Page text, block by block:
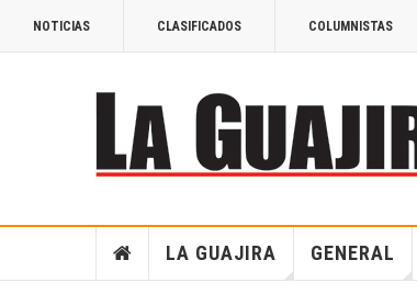
NOTICIAS CLASIFICADOS COLUMNISTAS
LA GUAJIRA GENERAL